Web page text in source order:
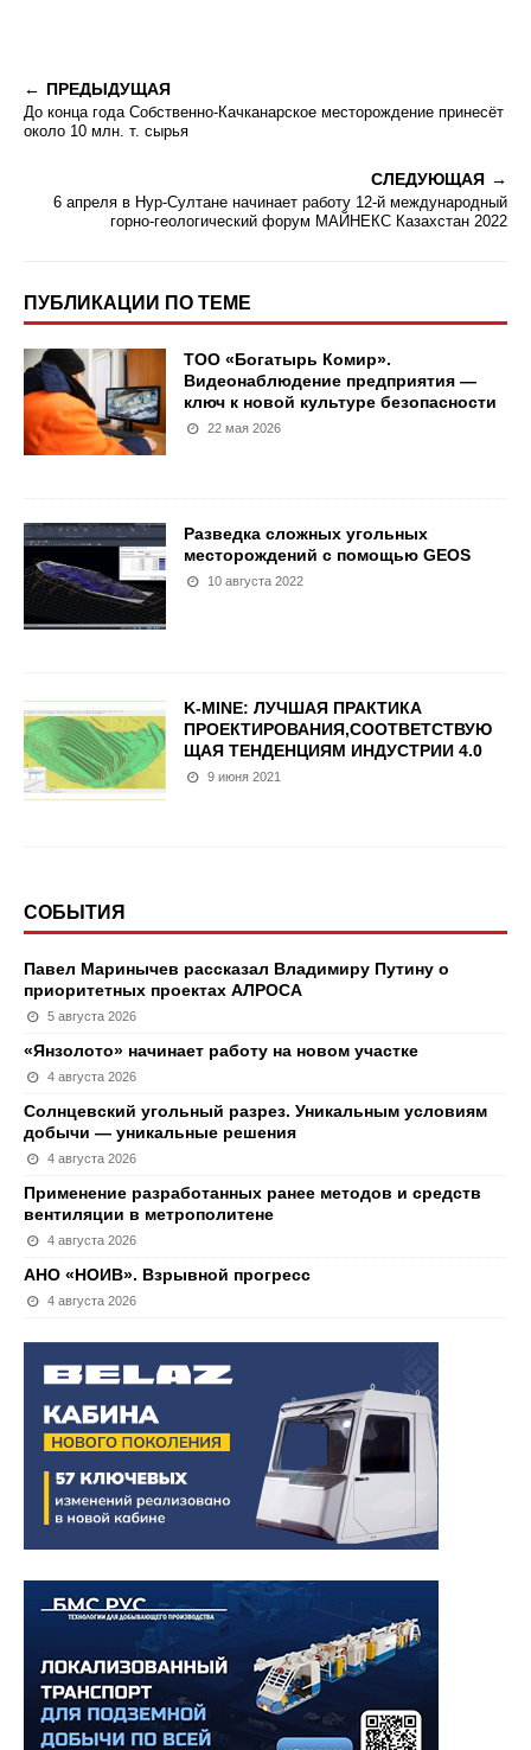
ПРЕДЫДУЩАЯ
До конца года Собственно-Качканарское месторождение принесёт
около 10 млн. т. сырья
СЛЕДУЮЩАЯ
6 апреля в Нур-Султане начинает работу 12-й международный
горно-геологический форум МАЙНЕКС Казахстан 2022
ПУБЛИКАЦИИ ПО ТЕМЕ
ТОО «Богатырь Комир».
Видеонаблюдение предприятия —
ключ к новой культуре безопасности
22 мая 2026
Разведка сложных угольных
месторождений с помощью GEOS
10 августа 2022
K-MINE: ЛУЧШАЯ ПРАКТИКА
ПРОЕКТИРОВАНИЯ,СООТВЕТСТВУЮ
ЩАЯ ТЕНДЕНЦИЯМ ИНДУСТРИИ 4.0
9 июня 2021
СОБЫТИЯ
Павел Маринычев рассказал Владимиру Путину о
приоритетных проектах АЛРОСА
5 августа 2026
«Янзолото» начинает работу на новом участке
4 августа 2026
Солнцевский угольный разрез. Уникальным условиям
добычи — уникальные решения
4 августа 2026
Применение разработанных ранее методов и средств
вентиляции в метрополитене
4 августа 2026
АНО «НОИВ». Взрывной прогресс
4 августа 2026